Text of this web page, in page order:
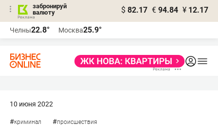
забронируй
валюту
$ 82.17 € 94.84 ¥ 12.17
Челны22.8° Москва25.9°
10 июня 2022
#криминал #происшествия